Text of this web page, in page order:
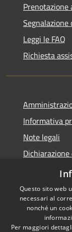
Segnalazione
Leggi le FAQ
Richiesta
Informativa
Note legali
Obiettivi di
Questo sito web
necessari al
nonché un
Per maggiori